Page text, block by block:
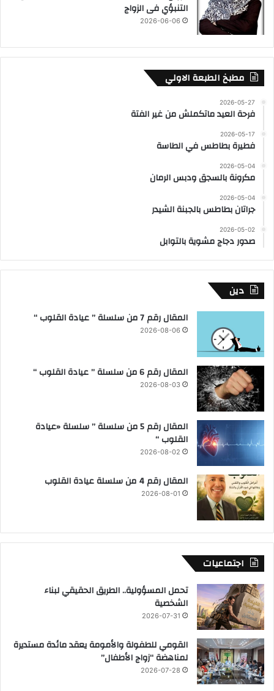
التنبؤي فى الزواج
2026-06-06
مطبخ الطبعة الاولي
2026-05-27
فرحة العيد ماتكملش من غير الفتة
2026-05-17
فطيرة بطاطس في الطاسة
2026-05-04
مكرونة بالسجق ودبس الرمان
2026-05-04
جراتان بطاطس بالجبنة الشيدر
2026-05-02
صدور دجاج مشوية بالتوابل
دين
المقال رقم 7 من سلسلة ” عيادة القلوب “
2026-08-06
المقال رقم 6 من سلسلة ” عيادة القلوب “
2026-08-03
المقال رقم 5 من سلسلة ” سلسلة «عيادة
القلوب “
2026-08-02
المقال رقم 4 من سلسلة عيادة القلوب
2026-08-01
اجتماعيات
تحمل المسؤولية.. الطريق الحقيقي لبناء
الشخصية
2026-07-31
القومي للطفولة والأمومة يعقد مائدة مستديرة
لمناهضة “زواج الأطفال”
2026-07-28